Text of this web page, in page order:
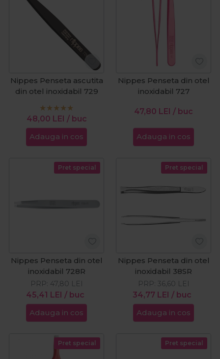
Nippes Penseta ascutita
din otel inoxidabil 729
48,00 LEI / buc
Adauga in cos
Nippes Penseta din otel
inoxidabil 727
47,80 LEI / buc
Adauga in cos
Pret special
Nippes Penseta din otel
inoxidabil 728R
45,41 LEI / buc
PRP: 47,80 LEI
Adauga in cos
Pret special
Nippes Penseta din otel
inoxidabil 38SR
34,77 LEI / buc
PRP: 36,60 LEI
Adauga in cos
Pret special Pret special